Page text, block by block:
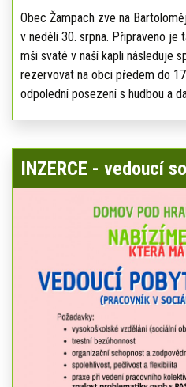
Obec Žampach zve na
v neděli 30. srpna. Připraveno je
mši svaté v naší kapli následuje
rezervovat na obci předem do
odpolední posezení s hudbou a
INZERCE - vedoucí